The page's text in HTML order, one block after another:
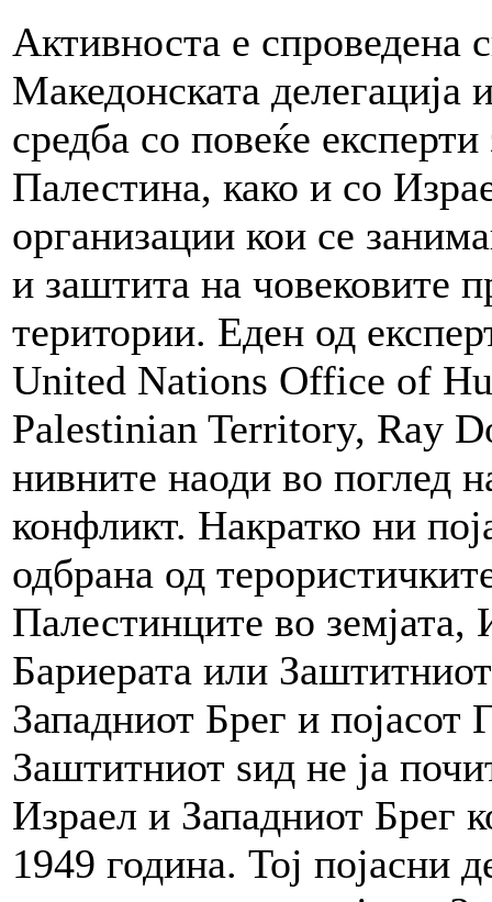
Активноста е спроведена
Македонската
средба со повеќе
Палестина, како и со
организации кои се
и заштита на човековите
територии. Еден од
United Nations Office of
Palestinian Territory, Ray
нивните наоди во поглед
конфликт. Накратко ни
одбрана од
Палестинците во земјата,
Бариерата или
Западниот Брег и појасот
Заштитниот ѕид не ја
Израел и Западниот Брег
1949 година. Тој појасни